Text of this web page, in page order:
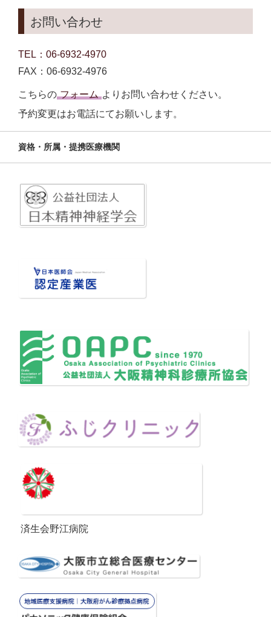
お問い合わせ
TEL：06-6932-4970
FAX：06-6932-4976
こちらの フォーム よりお問い合わせください。
予約変更はお電話にてお願いします。
資格・所属・提携医療機関
済生会野江病院